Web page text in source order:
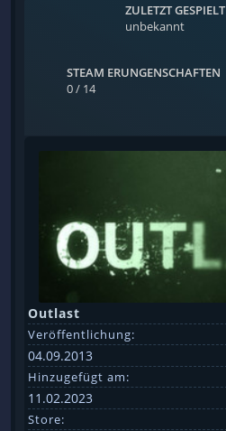
ZULETZT GESPIELT
unbekannt
STEAM ERUNGENSCHAFTEN
0 / 14
Outlast
Veröffentlichung:
04.09.2013
Hinzugefügt am:
11.02.2023
Store: